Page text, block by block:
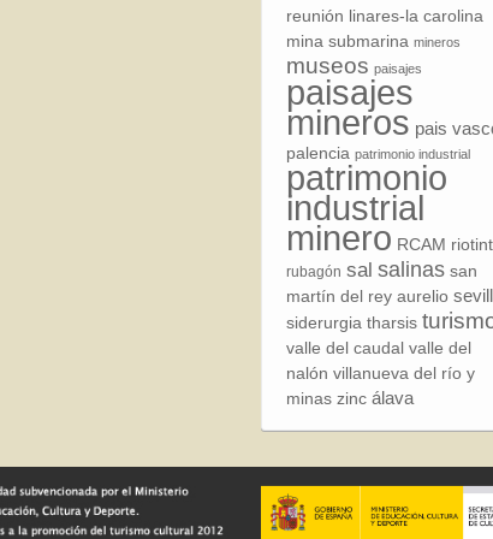
reunión linares-la carolina
mina submarina mineros
museos paisajes
paisajes
mineros pais
palencia patrimonio industrial
patrimonio
industrial
minero RCAM
rubagón sal salinas san
martín del rey aurelio
siderurgia tharsis
valle del caudal valle del
nalón villanueva del río y
minas zinc álava